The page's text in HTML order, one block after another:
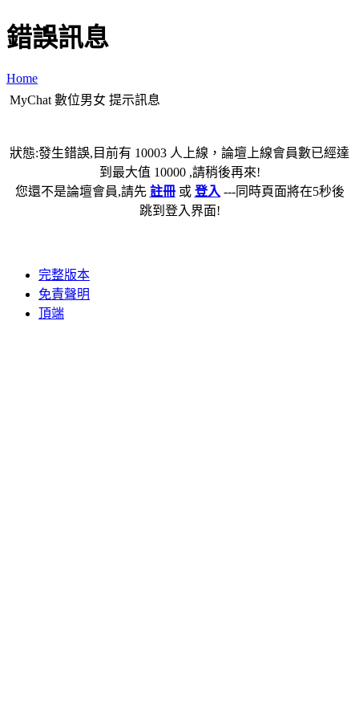
錯誤訊息
Home
MyChat 數位男女 提示訊息
狀態:發生錯誤,目前有 10003 人上線，論壇上線會員數已經達
到最大值 10000 ,請稍後再來!
您還不是論壇會員,請先 註冊或 登入 ---同時頁面將在5秒後
跳到登入界面!
完整版本
免責聲明
頂端